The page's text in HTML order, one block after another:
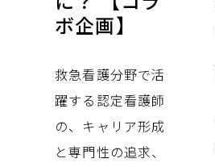
ボ企画】
救急看護分野で活
躍する認定看護師
の、キャリア形成
と専門性の追求、